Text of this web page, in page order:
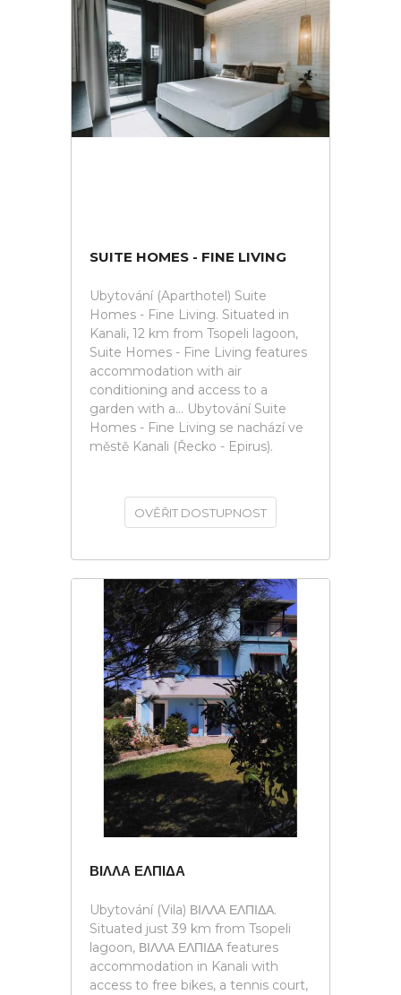
SUITE HOMES - FINE LIVING
Ubytování (Aparthotel) Suite
Homes - Fine Living. Situated in
Kanali, 12 km from Tsopeli lagoon,
Suite Homes - Fine Living features
accommodation with air
conditioning and access to a
garden with a... Ubytování Suite
Homes - Fine Living se nachází ve
městě Kanali (Řecko - Epirus).
OVĚŘIT DOSTUPNOST
ΒΙΛΛΑ ΕΛΠΙΔΑ
Ubytování (Vila) ΒΙΛΛΑ ΕΛΠΙΔΑ.
Situated just 39 km from Tsopeli
lagoon, ΒΙΛΛΑ ΕΛΠΙΔΑ features
accommodation in Kanali with
access to free bikes, a tennis court,